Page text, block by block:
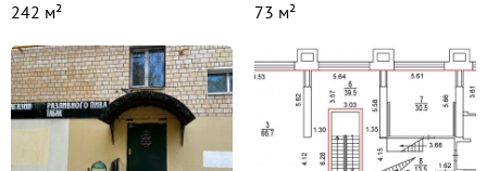
242 м²
73 м²